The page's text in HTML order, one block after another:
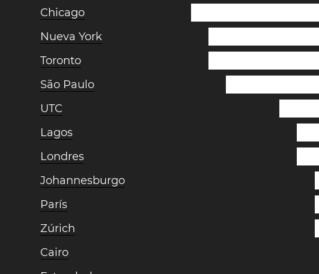
Chicago
Nueva York
Toronto
São Paulo
UTC
Lagos
Londres
Johannesburgo
París
Zúrich
Cairo